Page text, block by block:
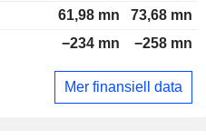
61,98 mn
73,68 mn
−234 mn −258 mn
Mer finansiell data